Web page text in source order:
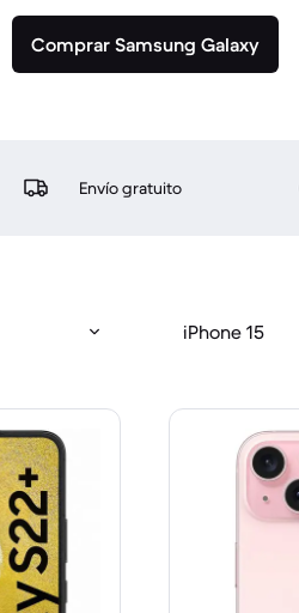
Comprar Samsung Galaxy
Envío gratuito
iPhone 15